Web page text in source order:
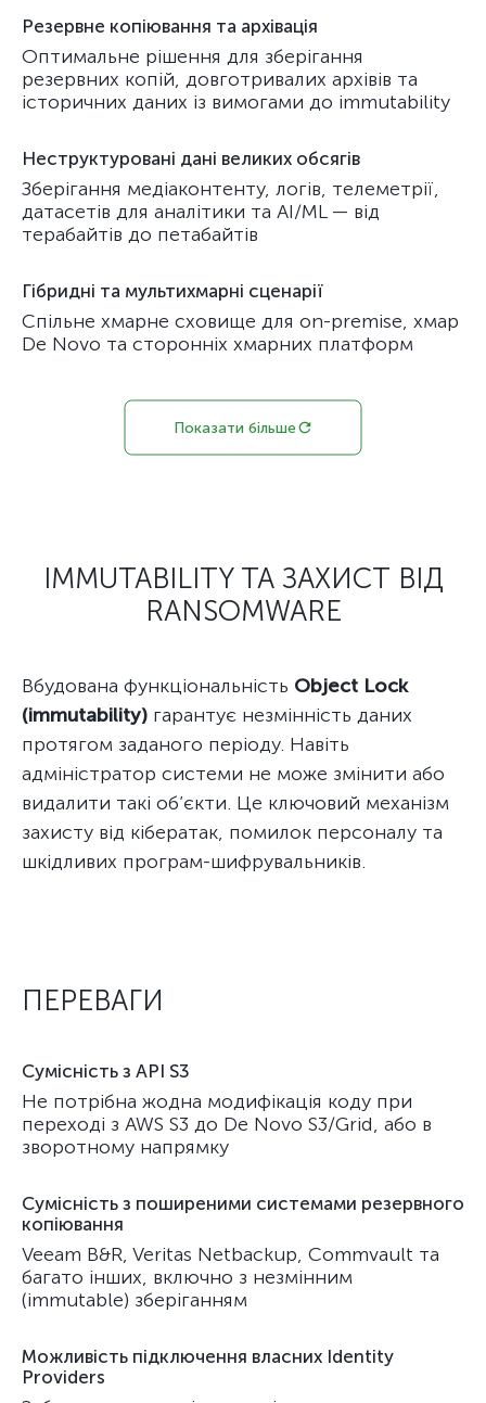
Резервне копіювання та архівація
Оптимальне рішення для зберігання
резервних копій, довготривалих архівів та
історичних даних із вимогами до immutability
Неструктуровані дані великих обсягів
Зберігання медіаконтенту, логів, телеметрії,
датасетів для аналітики та AI/ML — від
терабайтів до петабайтів
Гібридні та мультихмарні сценарії
Спільне хмарне сховище для on-premise, хмар
De Novo та сторонніх хмарних платформ
Показати більше
IMMUTABILITY ТА ЗАХИСТ ВІД
RANSOMWARE
Вбудована функціональність Object Lock
(immutability) гарантує незмінність даних
протягом заданого періоду. Навіть
адміністратор системи не може змінити або
видалити такі об’єкти. Це ключовий механізм
захисту від кібератак, помилок персоналу та
шкідливих програм-шифрувальників.
ПЕРЕВАГИ
Сумісність з API S3
Не потрібна жодна модифікація коду при
переході з AWS S3 до De Novo S3/Grid, або в
зворотному напрямку
Сумісність з поширеними системами резервного
копіювання
Veeam B&R, Veritas Netbackup, Commvault та
багато інших, включно з незмінним
(immutable) зберіганням
Можливість підключення власних Identity
Providers